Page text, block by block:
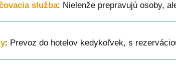
služba: Nielenže prepravujú osoby,
: Prevoz do hotelov kedykoľvek, s